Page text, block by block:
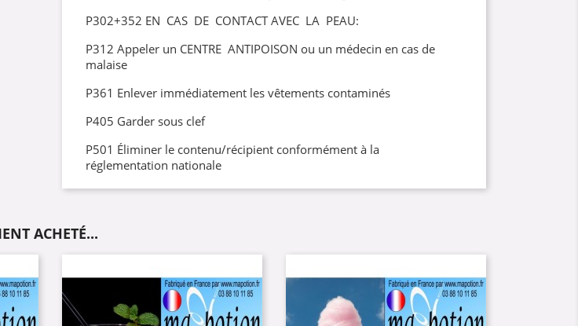
P302+352 EN CAS DE CONTACT AVEC LA PEAU:
P312 Appeler un CENTRE ANTIPOISON ou un médecin en cas de
malaise
P361 Enlever immédiatement les vêtements contaminés
P405 Garder sous clef
P501 Éliminer le contenu/récipient conformément à la
réglementation nationale
ACHETÉ...